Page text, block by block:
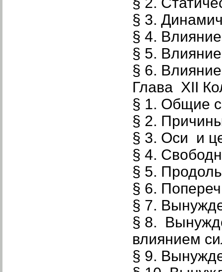
§ 3.
§ 4.
§ 5.
§ 6.
Глава XII
§ 1. Общие
§ 2.
§ 3. Оси и
§ 4.
§ 5.
§ 6.
§ 7.
§ 8.
влиянием
§ 9.